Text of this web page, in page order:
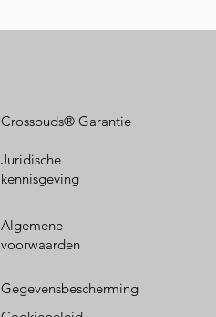
Crossbuds® Garantie
Juridische
kennisgeving
Algemene
voorwaarden
Gegevensbescherming